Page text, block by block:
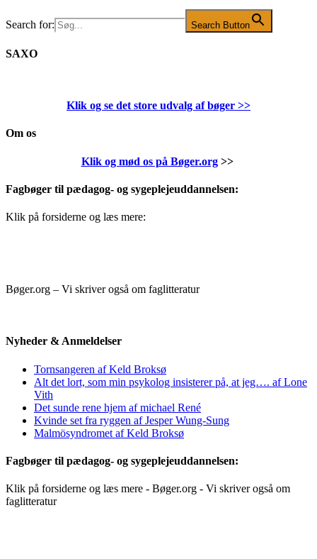
Search for: Search Button
SAXO
Klik og se det store udvalg af bøger >>
Om os
Klik og mød os på Bøger.org>>
Fagbøger til pædagog- og sygeplejeuddannelsen:
Klik på forsiderne og læs mere:
Bøger.org – Vi skriver også om faglitteratur
Nyheder & Anmeldelser
Tornsangeren af Keld Broksø
Alt det lort, som min psykolog insisterer på, at jeg…. af Lone
Vith
Det sunde rene hjem af michael René
Kvinde set fra ryggen af Jesper Wung-Sung
Malmösyndromet af Keld Broksø
Fagbøger til pædagog- og sygeplejeuddannelsen:
Klik på forsiderne og læs mere - Bøger.org - Vi skriver også om
faglitteratur